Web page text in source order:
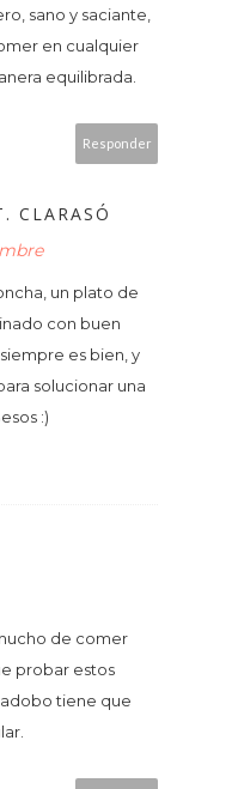
sano y saciante,
en cualquier
equilibrada.
Responder
CLARASÓ
un plato de
con buen
es bien, y
solucionar una
:)
de comer
probar estos
tiene que